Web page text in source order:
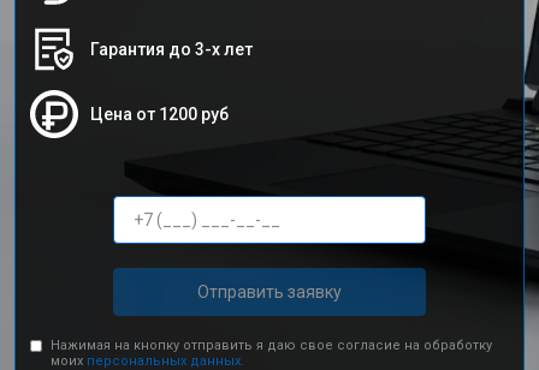
Гарантия до 3-х лет
Цена от 1200 руб
Отправить заявку
Нажимая на кнопку отправить я даю свое согласие на обработку
моих персональных данных.